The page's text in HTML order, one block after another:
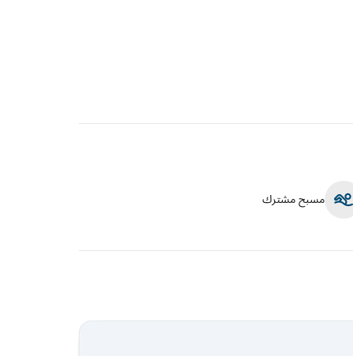
مسبح مشترك